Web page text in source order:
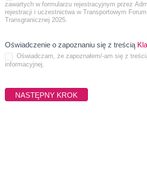
zawartych w formularzu rejestracyjnym przez
rejestracji i uczestnictwa w Transportowym Forum
Transgranicznej 2025.
Oświadczenie o zapoznaniu się z treścią
Pole
wymagane
Oświadczam, że zapoznałem/-am się z
informacyjnej.
NASTĘPNY KROK